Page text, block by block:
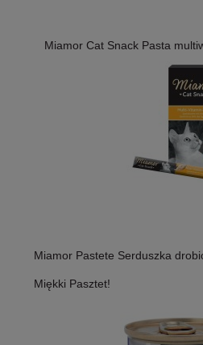
Miamor Cat Snack Pasta
Miamor Pastete Serduszka
Miękki Pasztet!